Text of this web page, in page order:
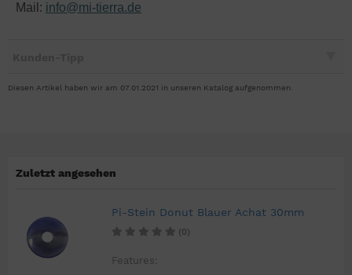
Mail: info@mi-tierra.de
Diesen Artikel haben wir am 07.01.2021 in unseren Katalog aufgenommen.
Zuletzt angesehen
Pi-Stein Donut Blauer Achat 30mm
(0)
Features: